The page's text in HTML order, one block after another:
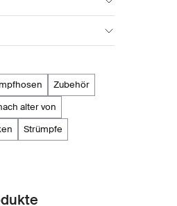
zubehör
alter von
strümpfe